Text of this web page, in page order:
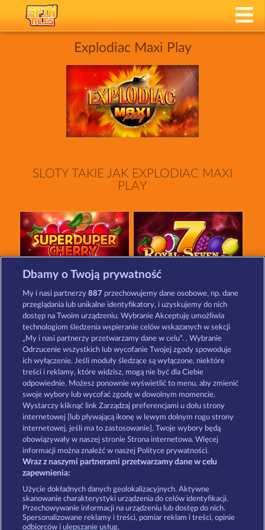
Explodiac Maxi Play
SLOTY TAKIE JAK EXPLODIAC MAXI
PLAY
Super Duper Cherry
7 Supernova Fruits New Limits Juicy Jester
Zasady i warunki Polityka prywatności
Nota prawna Firma FAQ
Program partnerski Facebook
Prześlij wniosek o wypłatę
Dbamy o Twoją prywatność
My i nasi partnerzy887 przechowujemy dane osobowe, np. dane
przeglądania lub unikalne identyfikatory, i uzyskujemy do nich
dostęp na Twoim urządzeniu. Wybranie Akceptuję umożliwia
technologiom śledzenia wspieranie celów wskazanych w sekcji
„My i nasi partnerzy przetwarzamy dane w celu”. . Wybranie
Odrzucenie wszystkich lub wycofanie Twojej zgody spowoduje
ich wyłączenie. Jeśli moduły śledzące są wyłączone, niektóre
treści i reklamy, które widzisz, mogą nie być dla Ciebie
odpowiednie. Możesz ponownie wyświetlić to menu, aby zmienić
swoje wybory lub wycofać zgodę w dowolnym momencie.
Wystarczy kliknąć link Zarządzaj preferencjami u dołu strony
internetowej [lub pływającą ikonę w lewym dolnym rogu strony
internetowej, jeśli ma to zastosowanie]. Twoje wybory będą
obowiązywały w naszej stronie Strona internetowa. Więcej
informacji można znaleźć w naszej Polityce prywatności.
Wraz z naszymi partnerami przetwarzamy dane w celu
zapewnienia:
Użycie dokładnych danych geolokalizacyjnych. Aktywne
skanowanie charakterystyki urządzenia do celów identyfikacji.
Przechowywanie informacji na urządzeniu lub dostęp do nich.
Spersonalizowane reklamy i treści, pomiar reklam i treści, opinie
odbiorców i ulepszanie usług.